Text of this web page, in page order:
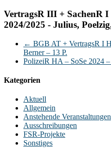
VertragsR III + SachenR I
2024/2025 - Julius,
← BGB AT + VertragsR I
Berner – 13 P.
PolizeiR HA – SoSe 2024
Kategorien
Aktuell
Allgemein
Anstehende Veranstaltungen
Ausschreibungen
FSR-Projekte
Sonstiges